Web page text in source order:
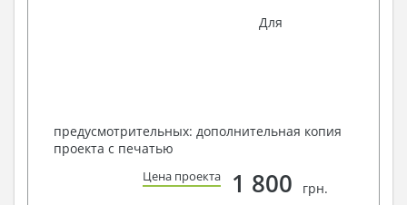
Для
предусмотрительных: дополнительная копия
проекта с печатью
Цена проекта 1 800 грн.